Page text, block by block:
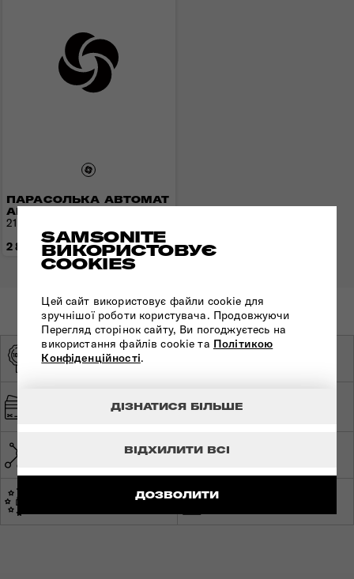
SAMSONITE
ВИКОРИСТОВУЄ
COOKIES
Цей сайт використовує файли cookie для
зручнішої роботи користувача. Продовжуючи
Перегляд сторінок сайту, Ви погоджуєтесь на
використання файлів cookie та Політикою
Конфіденційності.
ДОЗВОЛИТИ
ВІДХИЛИТИ ВСІ
ДІЗНАТИСЯ БІЛЬШЕ
ПАРАСОЛЬКА АВТОМАТ
ALU DROP S
21 см / 86 см | 0,27 кг
2 890 грн
ОРИГІНАЛЬНА
ПРОДУКЦІЯ
БЕЗПЕЧНА ОПЛАТА
БЕЗКОШТОВНА
МЕРЕЖА МАГАЗИНІВ ПО
СВІТОВА ГАРАНТІЯ
ЗРОБЛЕНО В ЄВРОПІ
ЕКСПЕРТНА